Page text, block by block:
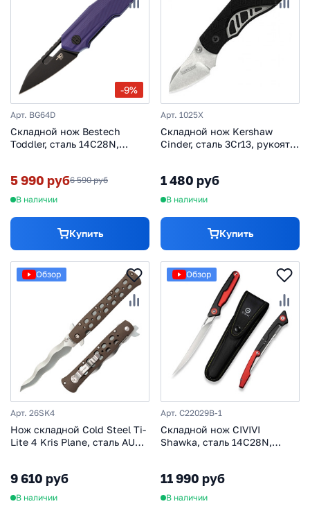
-9%
Арт. BG64D
Складной нож Bestech
Toddler, сталь 14C28N,
5 990 руб6 590 руб
В наличии
Купить
Арт. 1025X
Складной нож Kershaw
Cinder, сталь 3Cr13, рукоять
1 480 руб
В наличии
Купить
Обзор
Арт. 26SK4
Нож складной Cold Steel Ti-
Lite 4 Kris Plane, сталь AUS-
9 610 руб
В наличии
Обзор
Арт. C22029B-1
Складной нож CIVIVI
Shawka, сталь 14C28N,
11 990 руб
В наличии